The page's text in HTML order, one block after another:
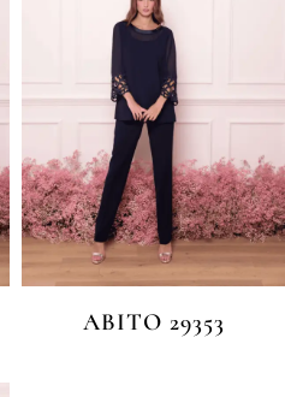
ABITO 29353